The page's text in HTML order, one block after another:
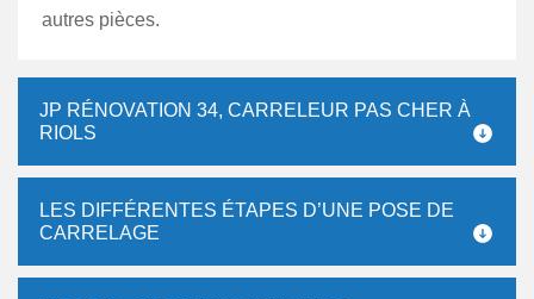
autres pièces.
JP RÉNOVATION 34, CARRELEUR PAS CHER À
RIOLS
LES DIFFÉRENTES ÉTAPES D’UNE POSE DE
CARRELAGE